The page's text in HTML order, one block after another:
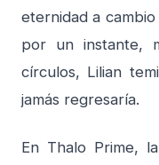
eternidad a
por un instante,
círculos, Lilian
jamás regresaría.
En Thalo Prime,